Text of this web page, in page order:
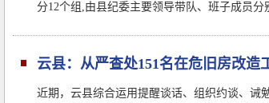
分12个组,由县纪委主要领导带队、班子成员
云县：从严查处151名在危旧房改造
近期，云县综合运用提醒谈话、组织约谈、诫